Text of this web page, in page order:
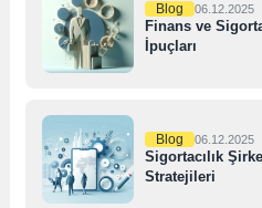
Blog 06.12.2025
Finans ve
İpuçları
Blog 06.12.2025
Sigortacılık
Stratejileri